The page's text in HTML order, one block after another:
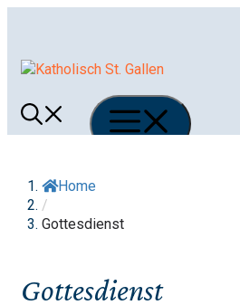
Menü
Home
/
Gottesdienst
Gottesdienst